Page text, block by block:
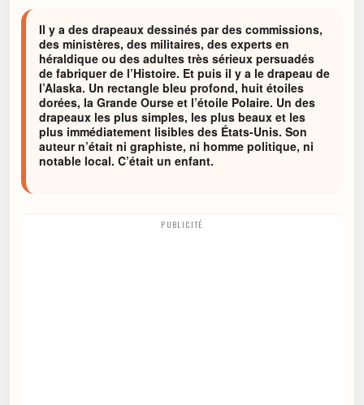
Il y a des drapeaux dessinés par des commissions,
des ministères, des militaires, des experts en
héraldique ou des adultes très sérieux persuadés
de fabriquer de l’Histoire. Et puis il y a le drapeau de
l’Alaska. Un rectangle bleu profond, huit étoiles
dorées, la Grande Ourse et l’étoile Polaire. Un des
drapeaux les plus simples, les plus beaux et les
plus immédiatement lisibles des États-Unis. Son
auteur n’était ni graphiste, ni homme politique, ni
notable local. C’était un enfant.
PUBLICITÉ